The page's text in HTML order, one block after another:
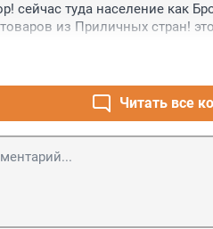
сейчас туда население как
из Приличных стран!
Читать все